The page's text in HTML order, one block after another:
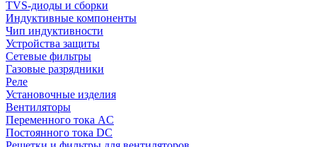
TVS-диоды и сборки
Индуктивные компоненты
Чип индуктивности
Устройства защиты
Сетевые фильтры
Газовые разрядники
Реле
Установочные изделия
Вентиляторы
Переменного тока AC
Постоянного тока DC